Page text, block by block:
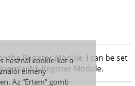
használ cookie-kat a
élmény
Az “Értem” gomb
the Register Module, I can be set
WS-Register Module.